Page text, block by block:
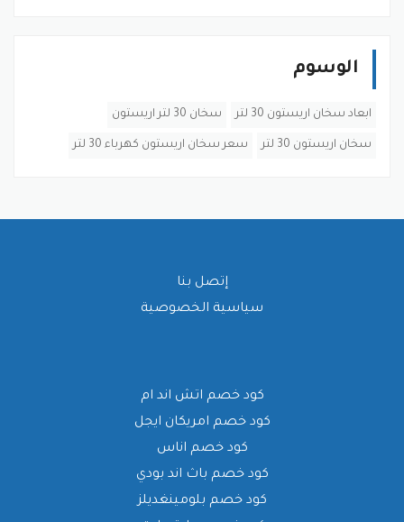
الوسوم
ابعاد سخان اريستون 30 لتر سخان 30 لتر اريستون
سخان اريستون 30 لتر سعر سخان اريستون كهرباء 30 لتر
إتصل بنا
سياسية الخصوصية
كود خصم اتش اند ام
كود خصم امريكان ايجل
كود خصم اناس
كود خصم باث اند بودي
كود خصم بلومينغديلز